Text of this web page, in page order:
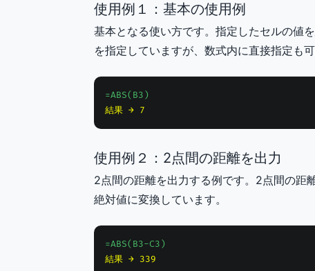
使用例１：基本の使用例
基本となる使い方です。指定したセルの値
を指定していますが、数式内に直接指定も可
=ABS(B3)
結果 → 7
使用例２：2点間の距離を出力
2点間の距離を出力する例です。2点間の距
絶対値に変換しています。
=ABS(B3-C3)
結果 → 339